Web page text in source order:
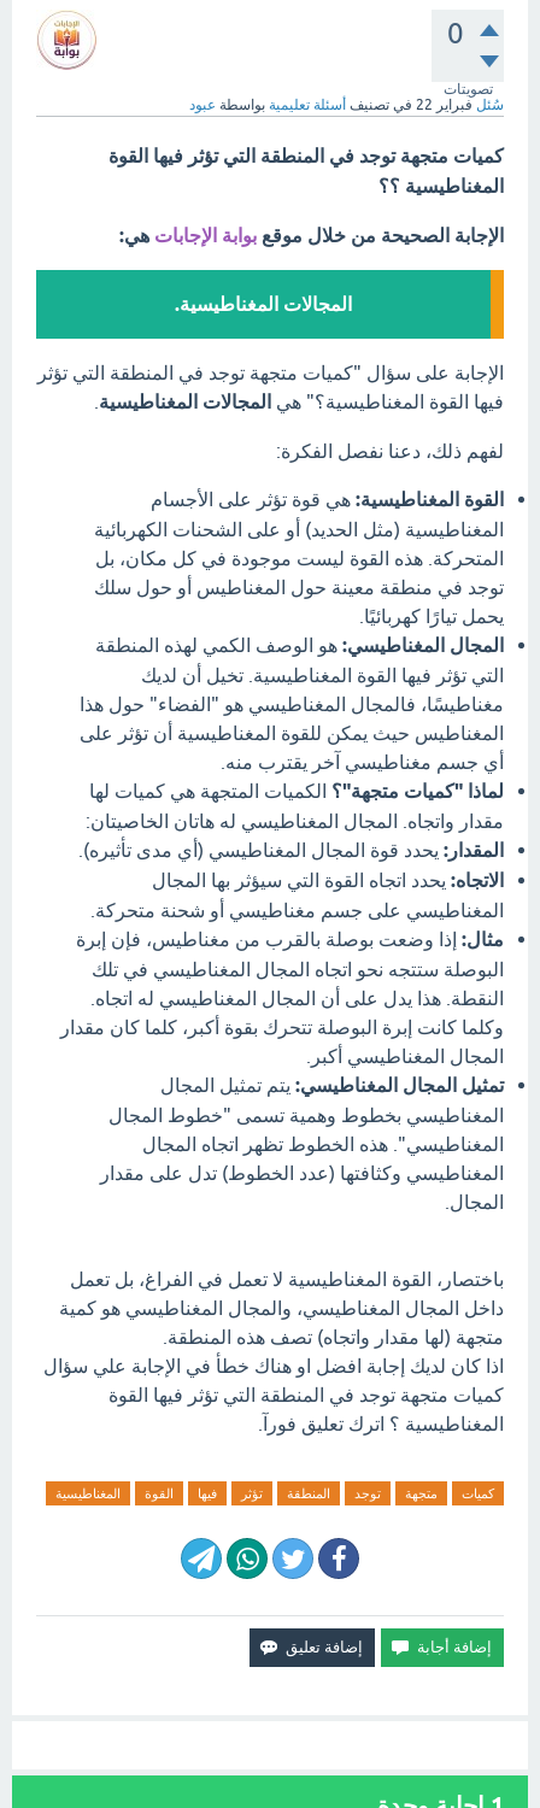
0
تصويتات
سُئل فبراير 22 في تصنيف أسئلة تعليمية بواسطة عبود
كميات متجهة توجد في المنطقة التي تؤثر فيها القوة
المغناطيسية ؟؟
الإجابة الصحيحة من خلال موقع بوابة الإجابات هي:
المجالات المغناطيسية.
الإجابة على سؤال "كميات متجهة توجد في المنطقة التي تؤثر
فيها القوة المغناطيسية؟" هي المجالات المغناطيسية
لفهم ذلك، دعنا نفصل الفكرة:
القوة المغناطيسية: هي قوة تؤثر على الأجسام
المغناطيسية (مثل الحديد) أو على الشحنات الكهربائية
المتحركة. هذه القوة ليست موجودة في كل مكان، بل
توجد في منطقة معينة حول المغناطيس أو حول سلك
يحمل تيارًا كهربائيًا.
المجال المغناطيسي: هو الوصف الكمي لهذه المنطقة
التي تؤثر فيها القوة المغناطيسية. تخيل أن لديك
مغناطيسًا، فالمجال المغناطيسي هو "الفضاء" حول هذا
المغناطيس حيث يمكن للقوة المغناطيسية أن تؤثر على
أي جسم مغناطيسي آخر يقترب منه.
لماذا "كميات متجهة"؟ الكميات المتجهة هي كميات لها
مقدار واتجاه. المجال المغناطيسي له هاتان الخاصيتان:
المقدار: يحدد قوة المجال المغناطيسي (أي مدى تأثيره).
الاتجاه: يحدد اتجاه القوة التي سيؤثر بها المجال
المغناطيسي على جسم مغناطيسي أو شحنة متحركة.
مثال: إذا وضعت بوصلة بالقرب من مغناطيس، فإن إبرة
البوصلة ستتجه نحو اتجاه المجال المغناطيسي في تلك
النقطة. هذا يدل على أن المجال المغناطيسي له اتجاه.
وكلما كانت إبرة البوصلة تتحرك بقوة أكبر، كلما كان مقدار
المجال المغناطيسي أكبر.
تمثيل المجال المغناطيسي: يتم تمثيل المجال
المغناطيسي بخطوط وهمية تسمى "خطوط المجال
المغناطيسي". هذه الخطوط تظهر اتجاه المجال
المغناطيسي وكثافتها (عدد الخطوط) تدل على مقدار
المجال.
باختصار، القوة المغناطيسية لا تعمل في الفراغ، بل تعمل
داخل المجال المغناطيسي، والمجال المغناطيسي هو كمية
متجهة (لها مقدار واتجاه) تصف هذه المنطقة.
اذا كان لديك إجابة افضل او هناك خطأ في الإجابة علي سؤال
كميات متجهة توجد في المنطقة التي تؤثر فيها القوة
المغناطيسية ؟ اترك تعليق فورآ.
كميات متجهة توجد المنطقة تؤثر فيها القوة المغناطيسية